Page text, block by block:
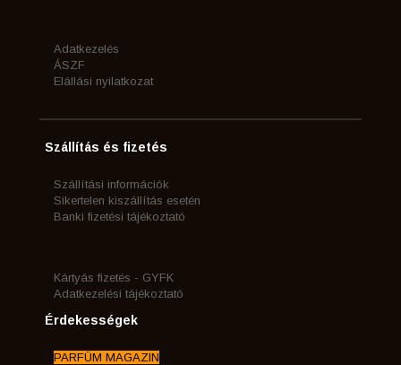
Adatkezelés
ÁSZF
Elállási nyilatkozat
Szállítás és fizetés
Szállítási információk
Sikertelen kiszállítás esetén
Banki fizetési tájékoztató
Kártyás fizetés - GYFK
Adatkezelési tájékoztató
Érdekességek
PARFÜM MAGAZIN